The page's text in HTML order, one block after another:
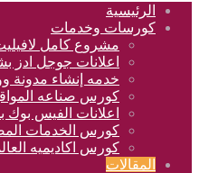
الرئيسية
كورسات وخدمات
مشروع كامل
اعلانات جوجل ادز
خدمه إنشاء مدونة
كورس صناعه
اعلانات الفيس
كورس الخدمات
كورس اكاديميه
المقالات